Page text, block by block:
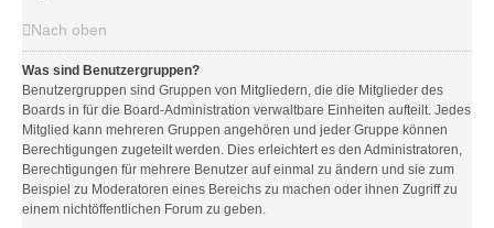
Nach oben
Was sind Benutzergruppen?
Benutzergruppen sind Gruppen von Mitgliedern, die die Mitglieder des
Boards in für die Board-Administration verwaltbare Einheiten aufteilt. Jedes
Mitglied kann mehreren Gruppen angehören und jeder Gruppe können
Berechtigungen zugeteilt werden. Dies erleichtert es den Administratoren,
Berechtigungen für mehrere Benutzer auf einmal zu ändern und sie zum
Beispiel zu Moderatoren eines Bereichs zu machen oder ihnen Zugriff zu
einem nichtöffentlichen Forum zu geben.